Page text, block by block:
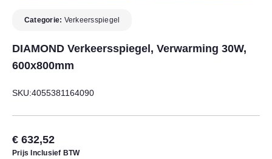
Categorie: Verkeersspiegel
DIAMOND Verkeersspiegel, Verwarming 30W,
600x800mm
SKU:4055381164090
€ 632,52
Prijs Inclusief BTW